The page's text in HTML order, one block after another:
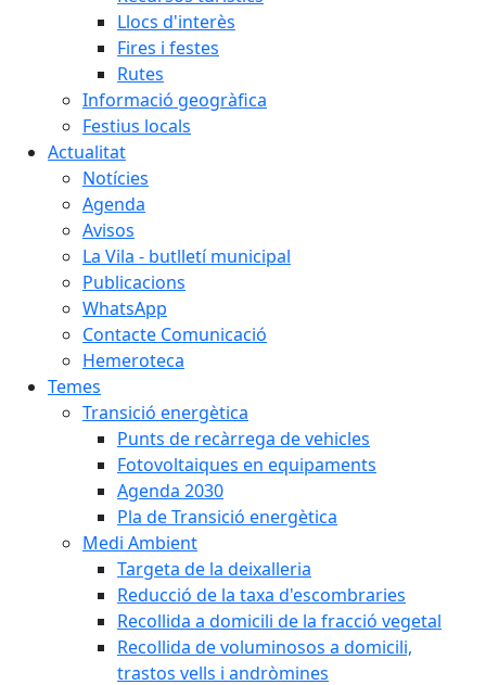
Llocs d'interès
Fires i festes
Rutes
Informació geogràfica
Festius locals
Actualitat
Notícies
Agenda
Avisos
La Vila - butlletí municipal
Publicacions
WhatsApp
Contacte Comunicació
Hemeroteca
Temes
Transició energètica
Punts de recàrrega de vehicles
Fotovoltaiques en equipaments
Agenda 2030
Pla de Transició energètica
Medi Ambient
Targeta de la deixalleria
Reducció de la taxa d'escombraries
Recollida a domicili de la fracció vegetal
Recollida de voluminosos a domicili,
trastos vells i andròmines